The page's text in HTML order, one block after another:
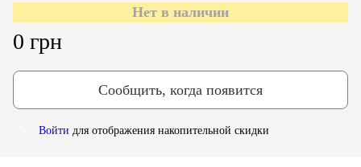
Нет в наличии
0 грн
Сообщить, когда появится
Войти для отображения накопительной скидки